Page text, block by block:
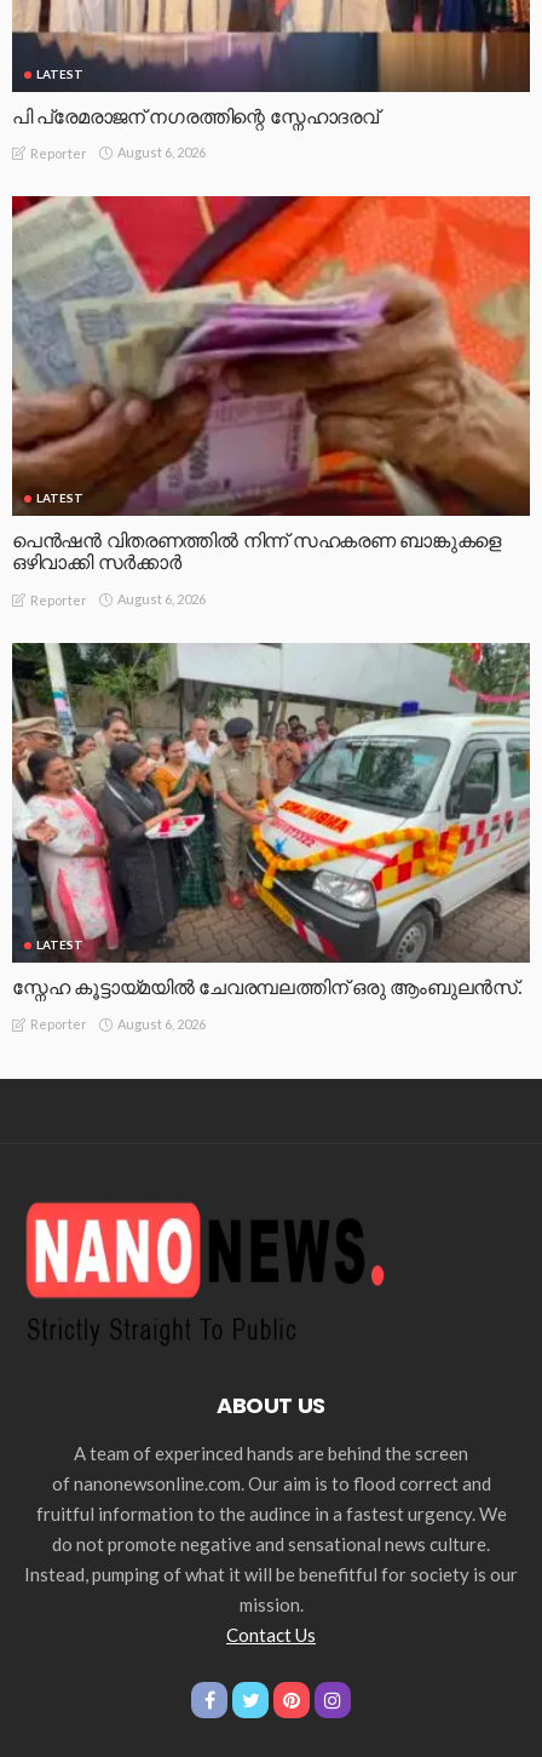
LATEST
പി പ്രേമരാജന് നഗരത്തിന്റെ സ്നേഹാദരവ്
Reporter August 6, 2026
LATEST
പെൻഷൻ വിതരണത്തിൽ നിന്ന് സഹകരണ ബാങ്കുകളെ
ഒഴിവാക്കി സർക്കാർ
Reporter August 6, 2026
LATEST
സ്നേഹ കൂട്ടായ്മയിൽ ചേവരമ്പലത്തിന് ഒരു ആംബുലൻസ്.
Reporter August 6, 2026
ABOUT US
A team of experinced hands are behind the screen
of nanonewsonline.com. Our aim is to flood correct and
fruitful information to the audince in a fastest urgency. We
do not promote negative and sensational news culture.
Instead, pumping of what it will be benefitful for society is our
mission.
Contact Us